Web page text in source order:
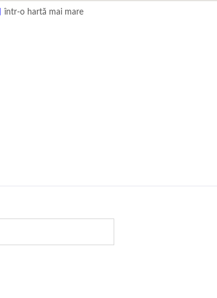
într-o hartă mai mare